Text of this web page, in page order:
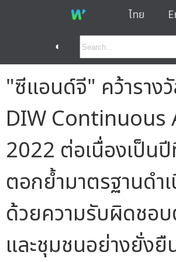
ไทย
◐
"ซีแอนด์จี" คว้าราง
DIW Continuous
2022 ต่อเนื่องเป็น
ตอกย้ำมาตรฐานดำ
ด้วยความรับผิดชอ
และชุมชนอย่างยั่งยื